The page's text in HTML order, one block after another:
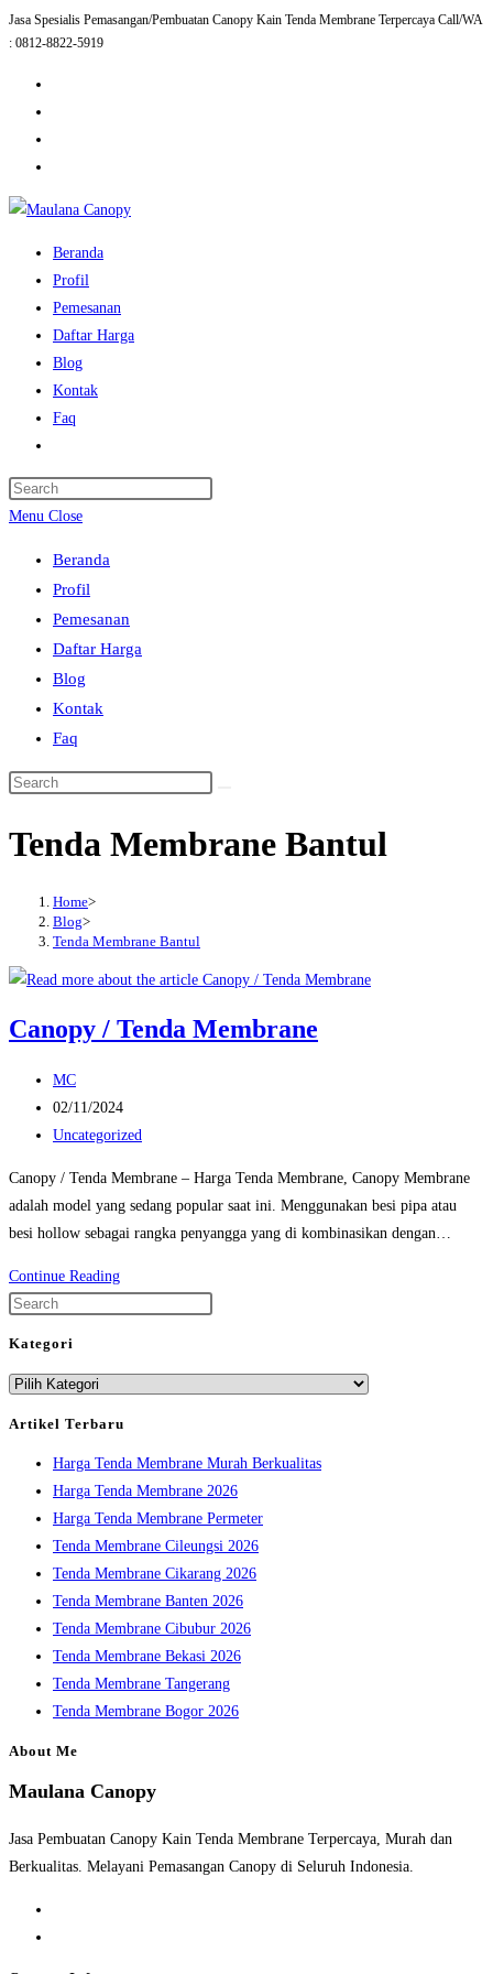
Skip
to
Jasa Spesialis Pemasangan/Pembuatan Canopy Kain Tenda Membrane Terpercaya Call/WA
: 0812-8822-5919
Beranda
Profil
Pemesanan
Daftar Harga
Blog
Kontak
Faq
search
Menu Close
Beranda
Profil
Pemesanan
Daftar Harga
Blog
Kontak
Faq
Search
website
Tenda Membrane Bantul
Home>
Blog>
Tenda Membrane Bantul
Canopy / Tenda Membrane
Post
author:
MC
Post
published:
02/11/2024
Post
Uncategorized
Canopy / Tenda Membrane – Harga Tenda Membrane, Canopy Membrane
adalah model yang sedang popular saat ini. Menggunakan besi pipa atau
besi hollow sebagai rangka penyangga yang di kombinasikan dengan…
Continue ReadingCanopy
panel.
Kategori
Kategori
Artikel Terbaru
Harga Tenda Membrane Murah Berkualitas
Harga Tenda Membrane 2026
Harga Tenda Membrane Permeter
Tenda Membrane Cileungsi 2026
Tenda Membrane Cikarang 2026
Tenda Membrane Banten 2026
Tenda Membrane Cibubur 2026
Tenda Membrane Bekasi 2026
Tenda Membrane Tangerang
Tenda Membrane Bogor 2026
About Me
Maulana Canopy
Jasa Pembuatan Canopy Kain Tenda Membrane Terpercaya, Murah dan
Berkualitas. Melayani Pemasangan Canopy di Seluruh Indonesia.